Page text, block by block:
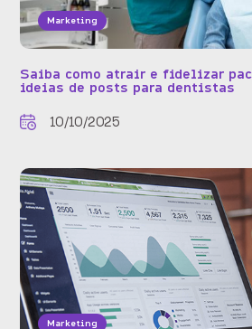
Marketing
Saiba como atrair e fidelizar
ideias de posts para dentistas
10/10/2025
Marketing